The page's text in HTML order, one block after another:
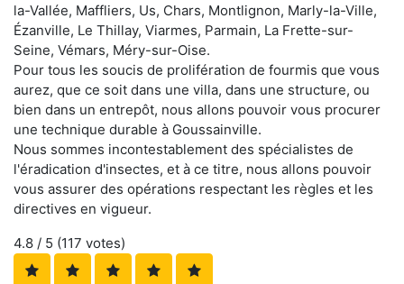
la-Vallée, Maffliers, Us, Chars, Montlignon, Marly-la-Ville,
Ézanville, Le Thillay, Viarmes, Parmain, La Frette-sur-
Seine, Vémars, Méry-sur-Oise.
Pour tous les soucis de prolifération de fourmis que vous
aurez, que ce soit dans une villa, dans une structure, ou
bien dans un entrepôt, nous allons pouvoir vous procurer
une technique durable à Goussainville.
Nous sommes incontestablement des spécialistes de
l'éradication d'insectes, et à ce titre, nous allons pouvoir
vous assurer des opérations respectant les règles et les
directives en vigueur.
4.8 / 5 (117 votes)